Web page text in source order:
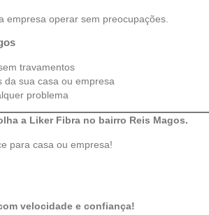
empresa operar sem preocupações.
travamentos
da sua casa ou empresa
problema
a Liker Fibra no bairro Reis Magos.
para casa ou empresa!
velocidade e confiança!